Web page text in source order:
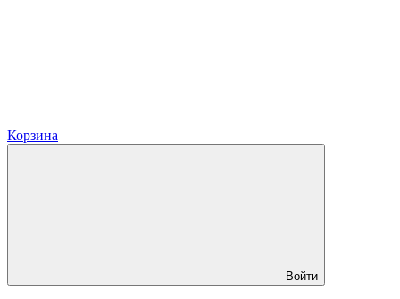
Корзина
Войти